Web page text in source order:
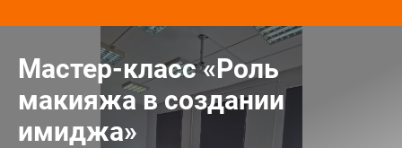
Мастер-класс «Роль
макияжа в создании
имиджа»